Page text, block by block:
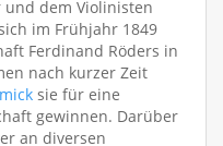
und dem Violinisten
im Frühjahr 1849
Ferdinand Röders in
nach kurzer Zeit
sie für eine
gewinnen. Darüber
an diversen